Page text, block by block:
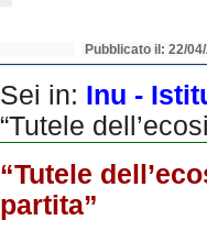
Pubblicato il: 22/
Sei in: Inu -
“Tutele
“Tutele
partita”